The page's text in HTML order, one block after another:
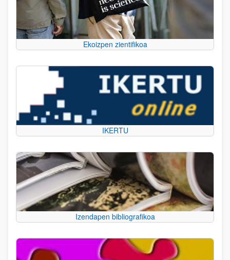
Ekoizpen zientifikoa
IKERTU
Izendapen bibliografikoa